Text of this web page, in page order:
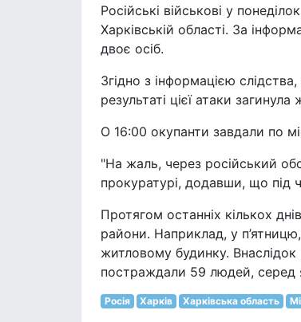
Російські військові у
Харківській області. За
двоє осіб.
Згідно з інформацією
результаті цієї атаки
О 16:00 окупанти завдали по
"На жаль, через російський
прокуратурі, додавши, що під
Протягом останніх кількох
райони. Наприклад, у
житловому будинку. Внаслідок
постраждали 59 людей, серед
Росія Харків Харківська область